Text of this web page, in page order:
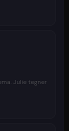
Julie tegner